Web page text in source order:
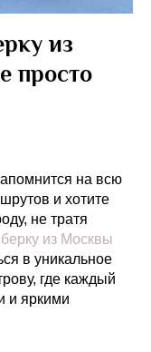
из
просто
на всю
и хотите
не тратя
из Москвы
в уникальное
где каждый
и яркими